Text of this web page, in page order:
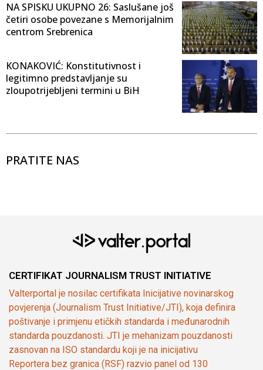
NA SPISKU UKUPNO 26: Saslušane još
četiri osobe povezane s Memorijalnim
centrom Srebrenica
KONAKOVIĆ: Konstitutivnost i
legitimno predstavljanje su
zloupotrijebljeni termini u BiH
PRATITE NAS
CERTIFIKAT JOURNALISM TRUST INITIATIVE
Valterportal je nosilac certifikata Inicijative novinarskog
povjerenja (Journalism Trust Initiative/JTI), koja definira
poštivanje i primjenu etičkih standarda i međunarodnih
standarda pouzdanosti. JTI je mehanizam pouzdanosti
zasnovan na ISO standardu koji je na inicijativu
Reportera bez granica (RSF) razvio panel od 130